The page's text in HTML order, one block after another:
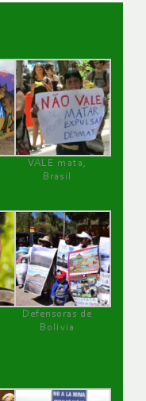
VALE mata,
Brasil
Defensoras de
Bolivia